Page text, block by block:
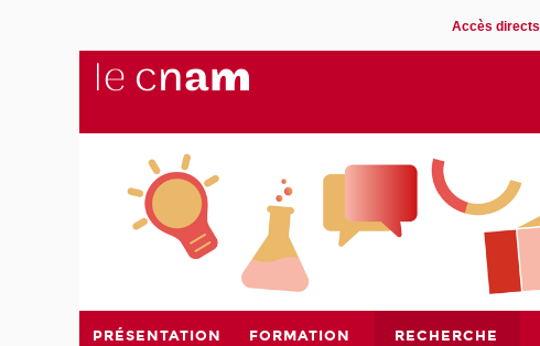
Accès directs
PRÉSENTATION FORMATION RECHERCHE